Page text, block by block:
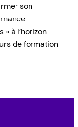
son
à l’horizon
de formation